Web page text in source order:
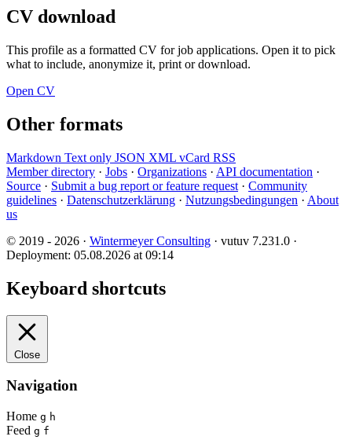
CV download
This profile as a formatted CV for job applications. Open it to pick
what to include, anonymize it, print or download.
Open CV
Other formats
Markdown Text only JSON XML vCard RSS
Member directory · Jobs · Organizations · API documentation ·
Source · Submit a bug report or feature request · Community
guidelines · Datenschutzerklärung · Nutzungsbedingungen · About
us
© 2019 - 2026 · Wintermeyer Consulting · vutuv 7.231.0 ·
Deployment: 05.08.2026 at 09:14
Keyboard shortcuts
Close
Navigation
Home g h
Feed g f